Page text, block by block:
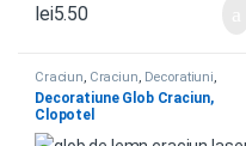
lei5.50
Craciun, Craciun, Decoratiuni,
Globuri
Globuri
Decoratiune Glob Craciun,
Clopotel